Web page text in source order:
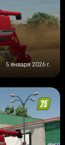
5 января 2026 г.